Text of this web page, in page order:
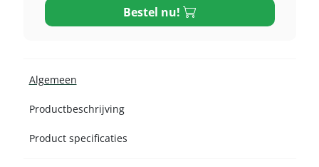
Bestel nu!
Algemeen
Productbeschrijving
Product specificaties